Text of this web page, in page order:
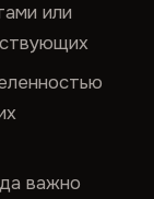
или
важно